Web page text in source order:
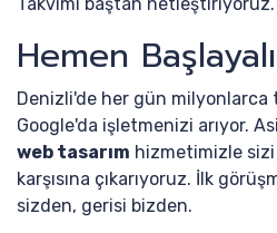
Hemen
Denizli'de her gün
Google'da işletmenizi arıyor.
web tasarım hizmetimizle sizi
karşısına çıkarıyoruz. İlk
sizden, gerisi bizden.